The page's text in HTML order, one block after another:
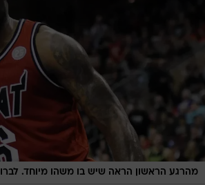
מהרגע הראשון הראה שיש בו משהו מיוחד.